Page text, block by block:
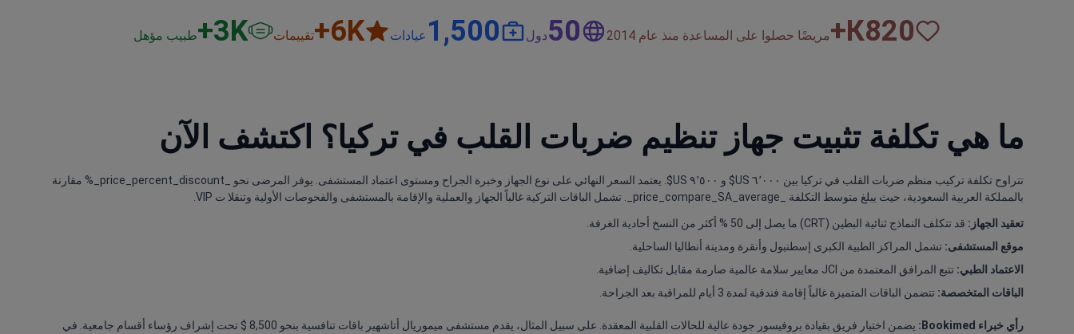
820
К+ مريضًا حصلوا على المساعدة منذ عام 2014 50دول 1,500 عيادات 6K+ تقييمات 3K+ طبيب مؤهل
ما هي تكلفة تثبيت جهاز تنظيم ضربات القلب في تركيا؟ اكتشف الآن
تتراوح تكلفة تركيب منظم ضربات القلب في تركيا بين ٦٬٠٠٠ US$ و ٩٬٥٠٠ US$. يعتمد السعر النهائي على نوع الجهاز وخبرة الجراح ومستوى اعتماد المستشفى. يوفر المرضى نحو _price_percent_discount_% مقارنة
بالمملكة العربية السعودية، حيث يبلغ متوسط التكلفة _price_compare_SA_average_. تشمل الباقات التركية غالباً الجهاز والعملية والإقامة بالمستشفى والفحوصات الأولية وتنقلا ت VIP.
تعقيد الجهاز: قد تتكلف النماذج ثنائية البطين (CRT) ما يصل إلى 50 % أكثر من النسخ أحادية الغرفة.
موقع المستشفى: تشمل المراكز الطبية الكبرى إسطنبول وأنقرة ومدينة أنطاليا الساحلية.
الاعتماد الطبي: تتبع المرافق المعتمدة من JCI معايير سلامة عالمية صارمة مقابل تكاليف إضافية.
الباقات المتخصصة: تتضمن الباقات المتميزة غالباً إقامة فندقية لمدة 3 أيام للمراقبة بعد الجراحة.
رأي خبراء Bookimed:
يضمن اختيار فريق بقيادة بروفيسور جودة عالية للحالات القلبية المعقدة. على سبيل المثال، يقدم مستشفى ميموريال أتاشهير باقات تنافسية بنحو 8,500 $ تحت إشراف رؤساء أقسام جامعية. في